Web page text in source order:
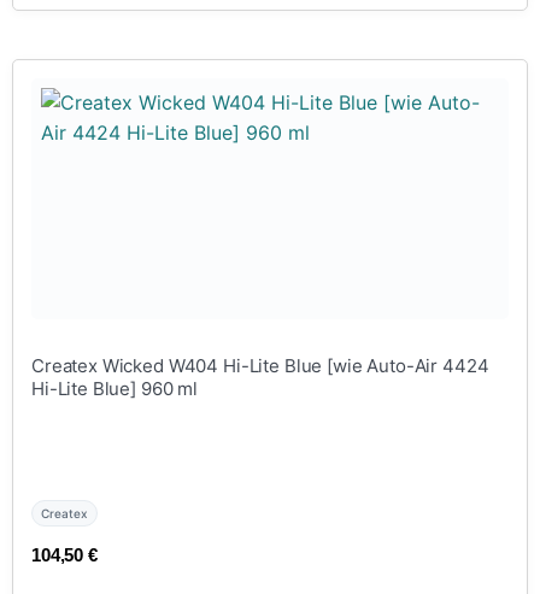
Createx Wicked W404 Hi-Lite Blue [wie Auto-Air 4424
Hi-Lite Blue] 960 ml
Createx
104,50 €